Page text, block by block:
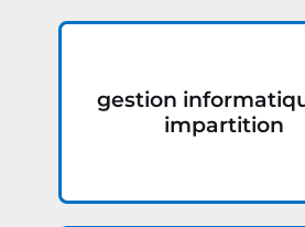
gestion
impartition